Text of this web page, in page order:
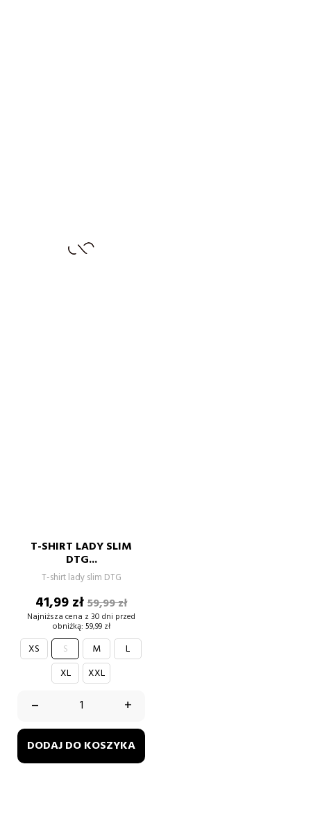
T-SHIRT LADY SLIM
DTG...
T-shirt lady slim DTG
Cena
41,99 złCena
podstawowa
59,99 zł
Najniższa cena z 30 dni przed
obniżką: 59,99 zł
XS S M
L
XL
XXL
– +
DODAJ DO KOSZYKA